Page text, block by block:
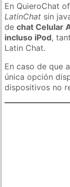
En QuieroChat
LatinChat sin
dechat Celular
incluso iPod,
Latin Chat.
En caso de que
única opción
dispositivos no